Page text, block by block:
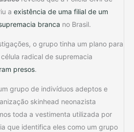
a existência de uma filial de um
branca no Brasil.
o grupo tinha um plano para
radical de supremacia
presos.
grupo de indivíduos adeptos e
skinhead neonazista
toda a vestimenta utilizada por
que identifica eles como um grupo